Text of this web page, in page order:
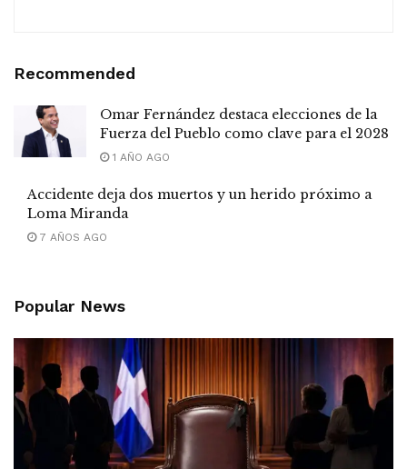
Recommended
Omar Fernández destaca elecciones de la
Fuerza del Pueblo como clave para el 2028
1 AÑO AGO
Accidente deja dos muertos y un herido próximo a
Loma Miranda
7 AÑOS AGO
Popular News